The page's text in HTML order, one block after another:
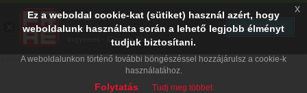
Ez a weboldal cookie-kat (sütiket) használ azért, hogy
weboldalunk használata során a lehető legjobb élményt
tudjuk biztosítani.
A weboldalunkon történő további böngészéssel hozzájárulsz a cookie-k
használatához.
Folytatás Tudj meg többet
x
PRAE.HU
Digital Evolution
Ingyenes - Google Play
TELEPÍTÉS